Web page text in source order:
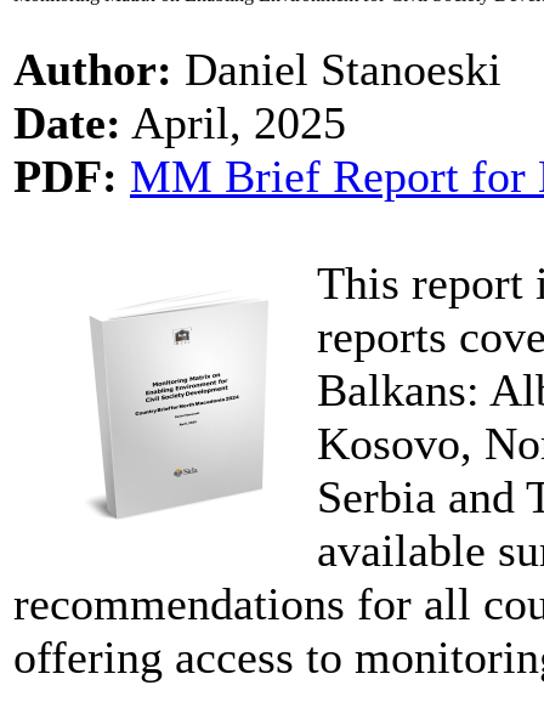
Author: Daniel Stanoeski
Date: April, 2025
PDF: MM Brief Report for
This report
reports
Balkans:
Kosovo,
Serbia and
available
recommendations for all
offering access to